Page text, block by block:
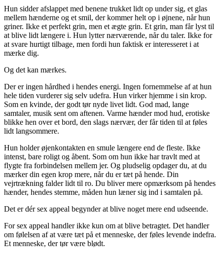
Hun sidder afslappet med benene trukket lidt op under sig, et glas
mellem hænderne og et smil, der kommer helt op i øjnene, når hun
griner. Ikke et perfekt grin, men et ægte grin. Et grin, man får lyst til
at blive lidt længere i. Hun lytter nærværende, når du taler. Ikke for
at svare hurtigt tilbage, men fordi hun faktisk er interesseret i at
mærke dig.
Og det kan mærkes.
Der er ingen hårdhed i hendes energi. Ingen fornemmelse af at hun
hele tiden vurderer sig selv udefra. Hun virker hjemme i sin krop.
Som en kvinde, der godt tør nyde livet lidt. God mad, lange
samtaler, musik sent om aftenen. Varme hænder mod hud, erotiske
blikke hen over et bord, den slags nærvær, der får tiden til at føles
lidt langsommere.
Hun holder øjenkontakten en smule længere end de fleste. Ikke
intenst, bare roligt og åbent. Som om hun ikke har travlt med at
flygte fra forbindelsen mellem jer. Og pludselig opdager du, at du
mærker din egen krop mere, når du er tæt på hende. Din
vejrtrækning falder lidt til ro. Du bliver mere opmærksom på hendes
hænder, hendes stemme, måden hun læner sig ind i samtalen på.
Det er dér sex appeal begynder at blive noget mere end udseende.
For sex appeal handler ikke kun om at blive betragtet. Det handler
om følelsen af at være tæt på et menneske, der føles levende indefra.
Et menneske, der tør være blødt.